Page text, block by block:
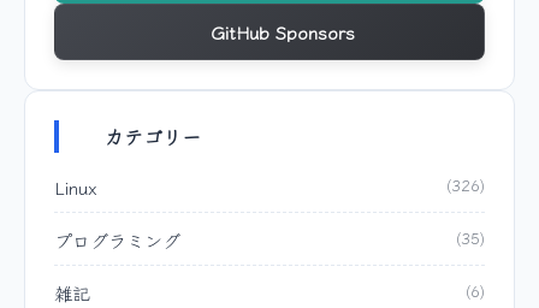
GitHub Sponsors
カテゴリー
Linux (326)
プログラミング (35)
雑記 (6)